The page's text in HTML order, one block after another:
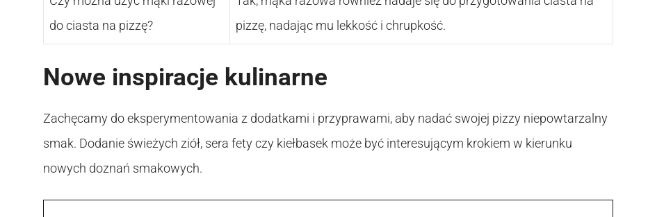
do ciasta na pizzę?
pizzę, nadając mu lekkość i chrupkość.
Nowe inspiracje kulinarne
Zachęcamy do eksperymentowania z dodatkami i przyprawami, aby nadać swojej pizzy niepowtarzalny
smak. Dodanie świeżych ziół, sera fety czy kiełbasek może być interesującym krokiem w kierunku
nowych doznań smakowych.